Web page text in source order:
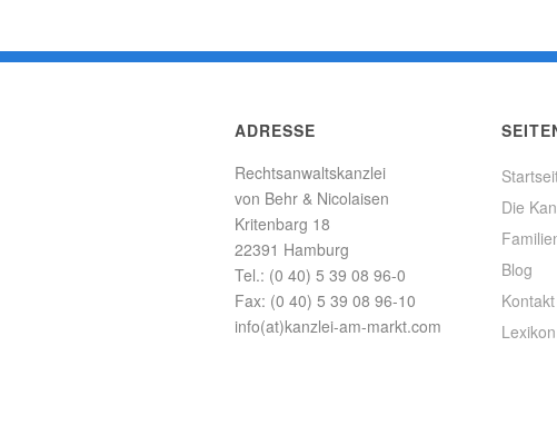
ADRESSE
Rechtsanwaltskanzlei
von Behr & Nicolaisen
Kritenbarg 18
22391 Hamburg
Tel.: (0 40) 5 39 08 96-0
Fax: (0 40) 5 39 08 96-10
info(at)kanzlei-am-markt.com
Die
Blog
Lexikon